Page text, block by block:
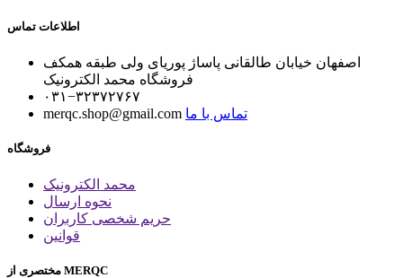
اطلاعات تماس
اصفهان خیابان طالقانی پاساژ پوریای ولی طبقه همکف
فروشگاه محمد الکترونیک
۰۳۱−۳۲۳۷۲۷۶۷
merqc.shop@gmail.com تماس با ما
فروشگاه
محمد الکترونیک
نحوه ارسال
حریم شخصی کاربران
قوانین
مختصری از MERQC